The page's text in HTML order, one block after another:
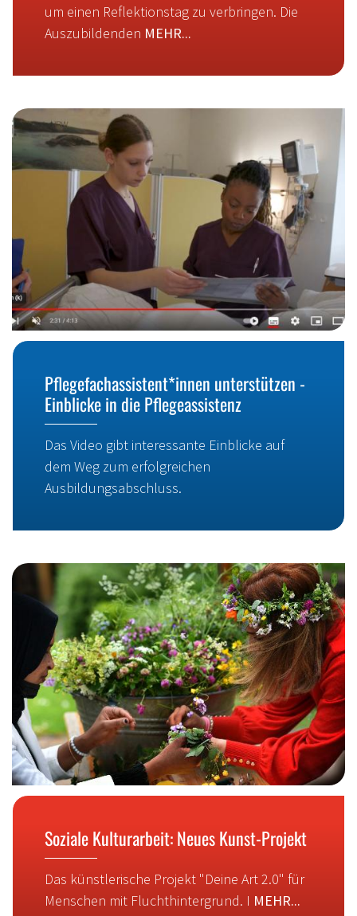
um einen Reflektionstag zu verbringen. Die
Auszubildenden MEHR...
Pflegefachassistent*innen unterstützen -
Einblicke in die Pflegeassistenz
Das Video gibt interessante Einblicke auf
dem Weg zum erfolgreichen
Ausbildungsabschluss.
Soziale Kulturarbeit: Neues Kunst-Projekt
Das künstlerische Projekt "Deine Art 2.0" für
Menschen mit Fluchthintergrund. I MEHR...